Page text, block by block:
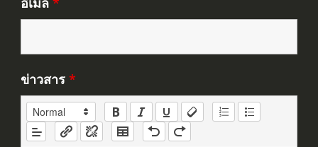
ข่าวสาร *